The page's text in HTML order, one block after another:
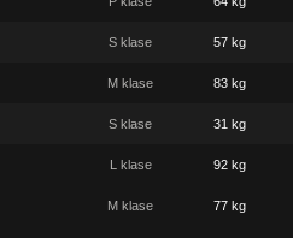
S klase 57 kg
M klase 83 kg
S klase 31 kg
L klase 92 kg
M klase 77 kg